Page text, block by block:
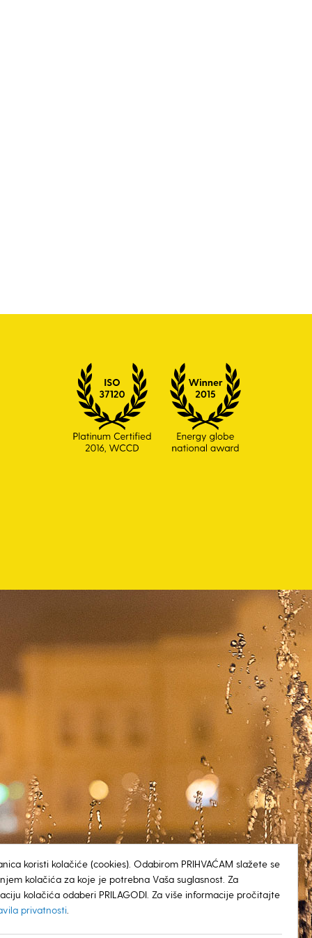
koristi kolačiće (cookies). Odabirom PRIHVAĆAM slažete se
kolačića za koje je potrebna Vaša suglasnost. Za
kolačića odaberi PRILAGODI. Za više informacije pročitajte
privatnosti